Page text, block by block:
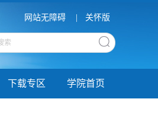
网站无障碍 关怀版
下载专区 学院首页